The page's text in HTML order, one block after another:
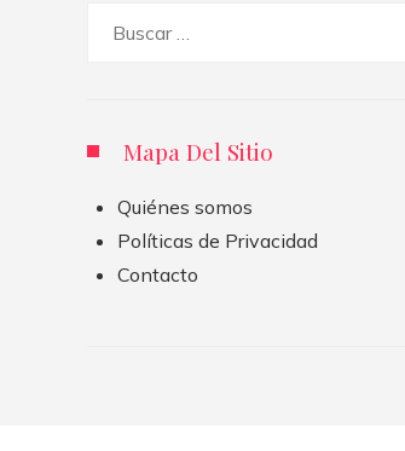
Mapa Del Sitio
Quiénes somos
Políticas de Privacidad
Contacto